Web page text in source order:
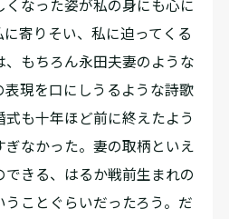
なった姿が私の身にも心に
寄りそい、私に迫ってくる
もちろん永田夫妻のような
現を口にしうるような詩歌
も十年ほど前に終えたよう
なかった。妻の取柄といえ
きる、はるか戦前生まれの
ことぐらいだったろう。だ